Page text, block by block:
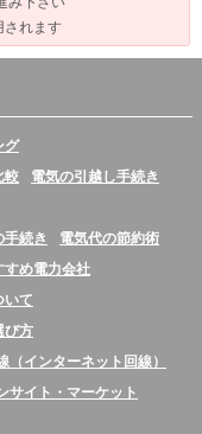
されます
グ
較
電気の引越し手続き
手続き
電気代の節約術
すめ電力会社
いて
び方
（インターネット回線）
サイト・マーケット